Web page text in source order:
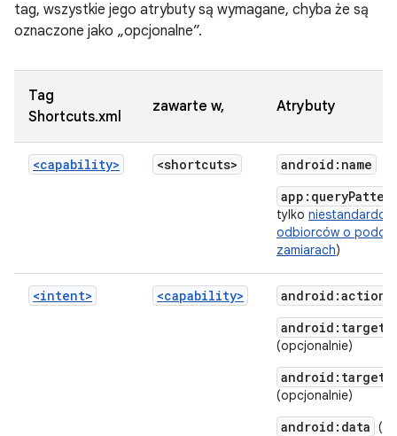
tag, wszystkie jego atrybuty są wymagane, chyba że są
oznaczone jako „opcjonalne”.
Tag
Shortcuts.xml
zawarte w, Atrybuty
<capability> <shortcuts>
android:name
tylko
odbiorców o
zamiarach)
<intent> <capability> android:action
(opcjonalnie)
(opcjonalnie)
android:data